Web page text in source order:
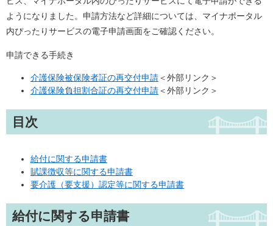
ようになりました。申請方法など詳細については、マイナポータル
内ぴったりサービスの電子申請画面をご確認ください。
申請できる手続き
介護保険被保険者証の再交付申請＜外部リンク＞
介護保険負担割合証の再交付申請＜外部リンク＞
目次
給付に関する申請書
賦課徴収等に関する申請書
要介護（要支援）認定等に関する申請書
給付に関する申請書